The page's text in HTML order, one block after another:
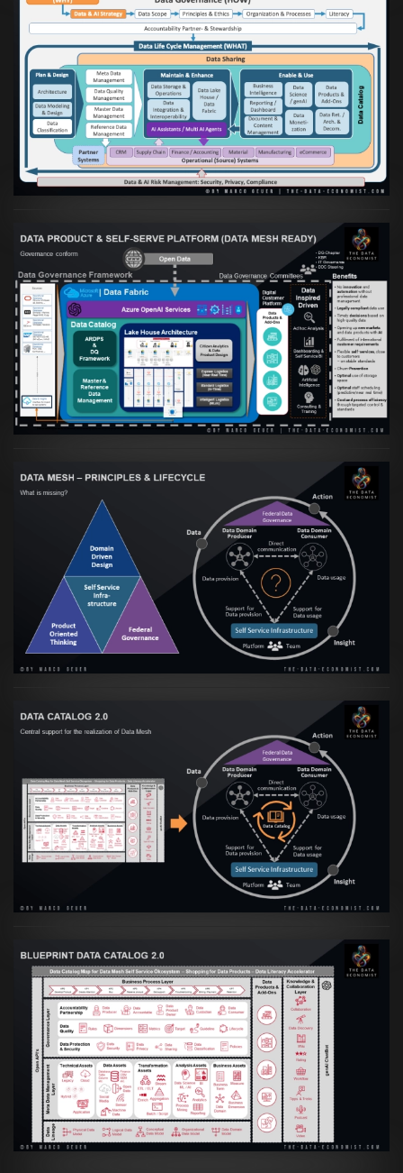
Artikel:Die moderne Architektur für
Daten- und KI-orientierte Unternehmen
VIEW
Artikel:Warum eine Data Governance
orientierte Data Fabric essenziell für
skalierbare qualitative Datenprodukte ist
VIEW
Artikel:Data Mesh Ökosysteme: Die
Transformation zur Data Inspired Human
Culture
VIEW
Artikel:Data Mesh Ökosysteme: Die
Transformation zur Data Inspired Human
Culture
VIEW
Artikel:Data Mesh Ökosysteme: Die
Transformation zur Data Inspired Human
Culture
VIEW